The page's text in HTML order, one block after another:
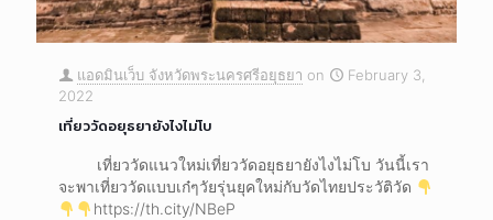
แอดมินเว็บ จังหวัดพระนครศรีอยุธยา on
February 3,
2022
เที่ยววัดอยุธยา​ยังไงไม่โบ
เที่ยววัดแนวใหม่เที่ยววัดอยุธยา​ยังไงไม่โบ วันนี้เรา
จะพาเที่ยววัดแบบเก๋ๆวัยรุ่น​ยุคใหม่​กับวัดไทยประวัต​ิวัด​
https://th.city/NBeP